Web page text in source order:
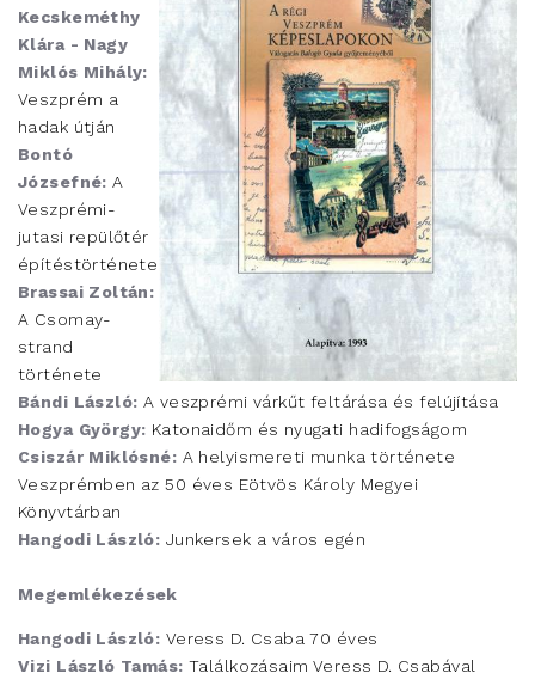
Kecskeméthy
Klára - Nagy
Miklós Mihály:
Veszprém a
hadak útján
Bontó
Józsefné: A
Veszprémi-
jutasi repülőtér
építéstörténete
Brassai Zoltán:
A Csomay-
strand
története
Bándi László: A veszprémi várkűt feltárása és felújítása
Hogya György: Katonaidőm és nyugati hadifogságom
Csiszár Miklósné: A helyismereti munka története
Veszprémben az 50 éves Eötvös Károly Megyei
Könyvtárban
Hangodi László: Junkersek a város egén
Megemlékezések
Hangodi László: Veress D. Csaba 70 éves
Vizi László Tamás: Találkozásaim Veress D. Csabával